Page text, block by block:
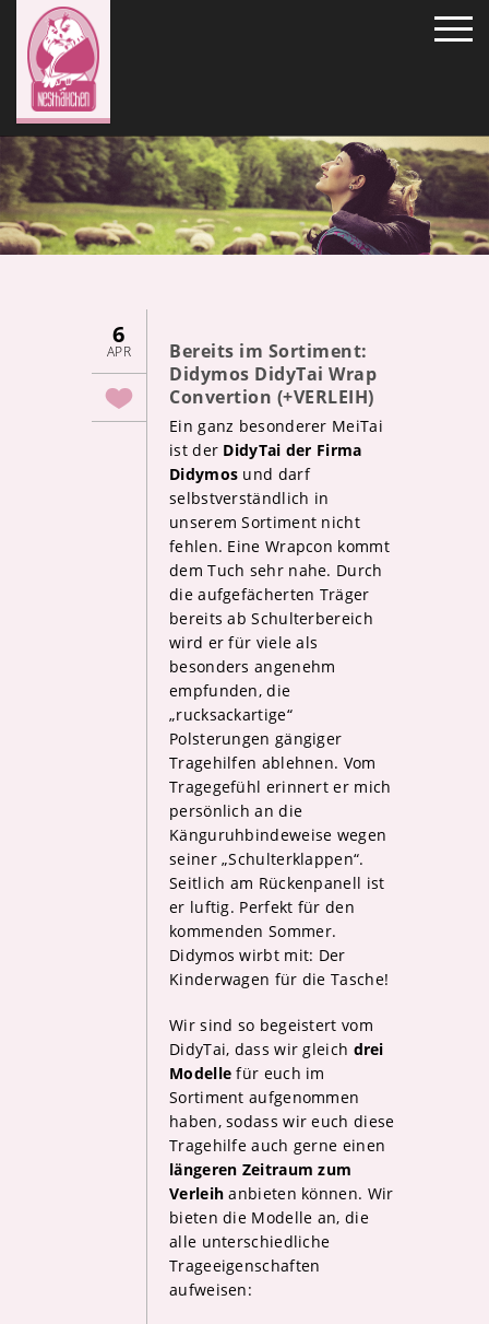
6
APR
Bereits im Sortiment:
Didymos DidyTai Wrap
Convertion (+VERLEIH)
Ein ganz besonderer MeiTai
ist der DidyTai der Firma
Didymos und darf
selbstverständlich in
unserem Sortiment nicht
fehlen. Eine Wrapcon kommt
dem Tuch sehr nahe. Durch
die aufgefächerten Träger
bereits ab Schulterbereich
wird er für viele als
besonders angenehm
empfunden, die
„rucksackartige“
Polsterungen gängiger
Tragehilfen ablehnen. Vom
Tragegefühl erinnert er mich
persönlich an die
Känguruhbindeweise wegen
seiner „Schulterklappen“.
Seitlich am Rückenpanell ist
er luftig. Perfekt für den
kommenden Sommer.
Didymos wirbt mit: Der
Kinderwagen für die Tasche!
Wir sind so begeistert vom
DidyTai, dass wir gleich drei
Modelle für euch im
Sortiment aufgenommen
haben, sodass wir euch diese
Tragehilfe auch gerne einen
längeren Zeitraum zum
Verleih anbieten können. Wir
bieten die Modelle an, die
alle unterschiedliche
Trageeigenschaften
aufweisen: